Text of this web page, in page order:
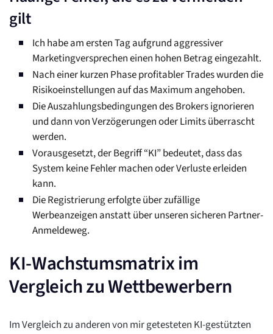
gilt
Ich habe am ersten Tag aufgrund aggressiver
Marketingversprechen einen hohen Betrag eingezahlt.
Nach einer kurzen Phase profitabler Trades wurden die
Risikoeinstellungen auf das Maximum angehoben.
Die Auszahlungsbedingungen des Brokers ignorieren
und dann von Verzögerungen oder Limits überrascht
werden.
Vorausgesetzt, der Begriff “KI” bedeutet, dass das
System keine Fehler machen oder Verluste erleiden
kann.
Die Registrierung erfolgte über zufällige
Werbeanzeigen anstatt über unseren sicheren Partner-
Anmeldeweg.
KI-Wachstumsmatrix im
Vergleich zu Wettbewerbern
Im Vergleich zu anderen von mir getesteten KI-gestützten